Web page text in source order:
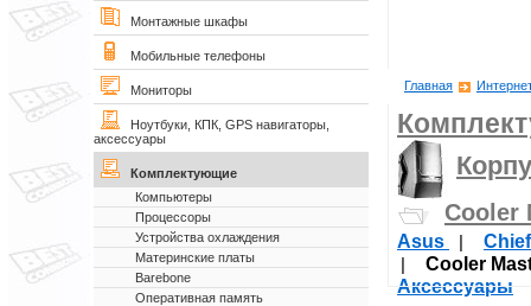
Монтажные шкафы
Мобильные телефоны
Мониторы
Ноутбуки, КПК, GPS навигаторы,
аксессуары
Комплектующие
Компьютеры
Процессоры
Устройства охлаждения
Материнские платы
Barebone
Оперативная память
Главная
Cooler
Asus
Cooler
Аксессуары